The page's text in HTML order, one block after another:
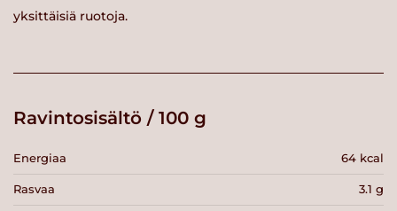
yksittäisiä ruotoja.
Ravintosisältö / 100 g
Energiaa 64 kcal
Rasvaa 3.1 g